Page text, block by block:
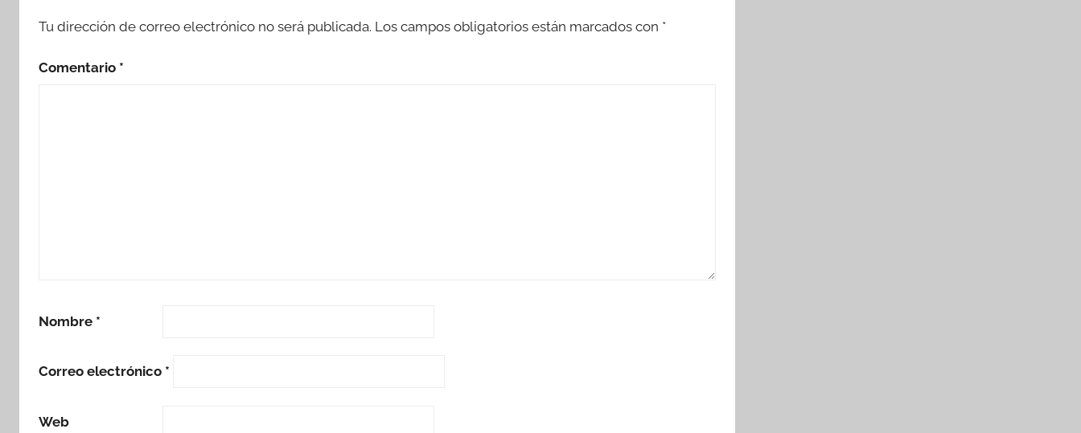
Tu dirección de correo electrónico no será publicada. Los campos obligatorios están marcados con *
Comentario *
Nombre *
Correo electrónico *
Web